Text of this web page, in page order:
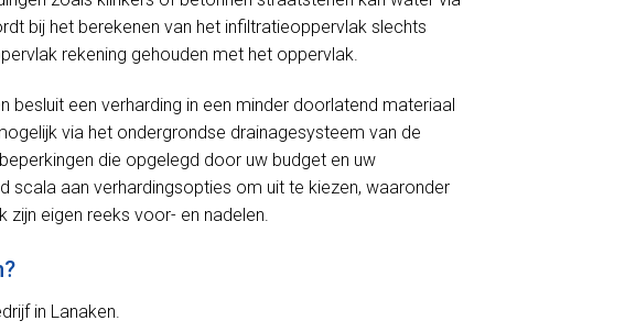
bij het berekenen van het infiltratieoppervlak slechts
rekening gehouden met het oppervlak.
besluit een verharding in een minder doorlatend materiaal
via het ondergrondse drainagesysteem van de
die opgelegd door uw budget en uw
scala aan verhardingsopties om uit te kiezen, waaronder
zijn eigen reeks voor- en nadelen.
in Lanaken.